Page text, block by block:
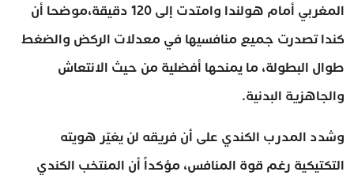
المغربي أمام هولندا وامتدت إلى 120 دقيقة،موضحا أن
كندا تصدرت جميع منافسيها في معدلات الركض والضغط
طوال البطولة، ما يمنحها أفضلية من حيث الانتعاش
والجاهزية البدنية.
وشدد المدرب الكندي على أن فريقه لن يغيّر هويته
التكتيكية رغم قوة المنافس، مؤكداً أن المنتخب الكندي